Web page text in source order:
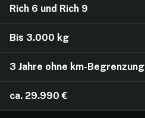
Rich 6 und Rich 9
Bis 3.000 kg
3 Jahre ohne km-Begrenzung
ca. 29.990 €